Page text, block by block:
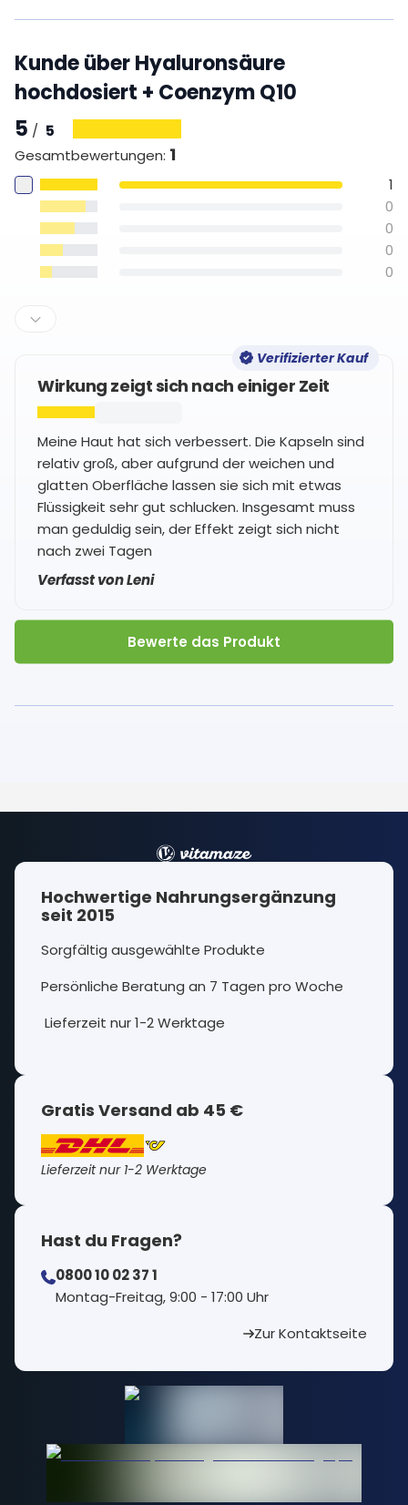
Kunde über Hyaluronsäure
hochdosiert + Coenzym Q10
5 / 5
Gesamtbewertungen: 1
1
0
0
0
0
Verifizierter Kauf
Wirkung zeigt sich nach einiger Zeit
Meine Haut hat sich verbessert. Die Kapseln sind
relativ groß, aber aufgrund der weichen und
glatten Oberfläche lassen sie sich mit etwas
Flüssigkeit sehr gut schlucken. Insgesamt muss
man geduldig sein, der Effekt zeigt sich nicht
nach zwei Tagen
Verfasst von Leni
Bewerte das Produkt
Hochwertige Nahrungsergänzung
seit 2015
Sorgfältig ausgewählte Produkte
Persönliche Beratung an 7 Tagen pro Woche
Lieferzeit nur 1-2 Werktage
Gratis Versand ab 45 €
Lieferzeit nur 1-2 Werktage
Hast du Fragen?
0800 10 02 37 1
⁠Montag-Freitag, 9:00 - 17:00 Uhr
Zur Kontaktseite